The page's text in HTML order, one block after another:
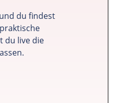
du findest
du live die